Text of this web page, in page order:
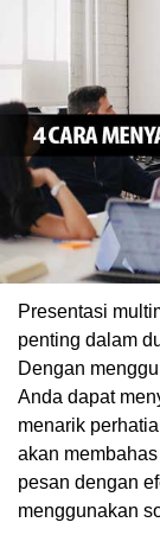
Presentasi
penting dalam
Dengan
Anda dapat
menarik
akan
pesan dengan
menggunakan